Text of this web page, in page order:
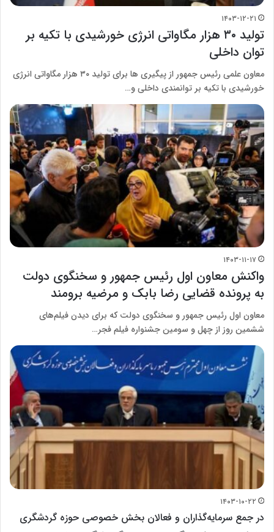
۱۴۰۳-۱۲-۲۱
تولید ۳۰ هزار مگاواتی انرژی خورشیدی با تکیه بر
توان داخلی
معاون علمی رئیس جمهور از پیگیری ها برای تولید ۳۰ هزار مگاواتی انرژی
خورشیدی با تکیه بر توانمندی داخلی و…
۱۴۰۳-۱۱-۱۷
واکنش معاون اول رئیس جمهور و سخنگوی دولت
به پرونده قضایی رضا بابک و مرضیه برومند
معاون اول رئیس جمهور و سخنگوی دولت که برای دیدن فیلم‌های
ششمین روز از چهل و سومین جشنواره فیلم فجر…
۱۴۰۳-۱۰-۲۲
در جمع سرمایه‌گذاران و فعالان بخش خصوصی حوزه گردشگری